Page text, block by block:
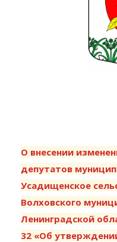
О внесении
депутатов
Усадищенское
Волховского
Ленинградской
32 «Об